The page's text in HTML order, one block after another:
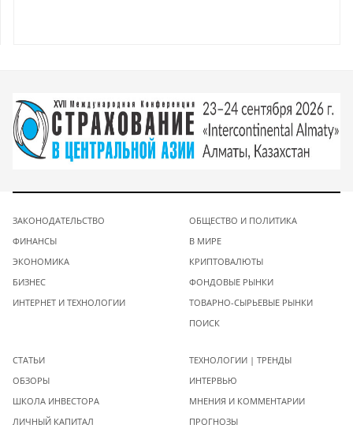
ЗАКОНОДАТЕЛЬСТВО
ФИНАНСЫ
ЭКОНОМИКА
БИЗНЕС
ИНТЕРНЕТ И ТЕХНОЛОГИИ
ОБЩЕСТВО И ПОЛИТИКА
В МИРЕ
КРИПТОВАЛЮТЫ
ФОНДОВЫЕ РЫНКИ
ТОВАРНО-СЫРЬЕВЫЕ РЫНКИ
ПОИСК
СТАТЬИ
ОБЗОРЫ
ШКОЛА ИНВЕСТОРА
ЛИЧНЫЙ КАПИТАЛ
ТЕХНОЛОГИИ | ТРЕНДЫ
ИНТЕРВЬЮ
МНЕНИЯ И КОММЕНТАРИИ
ПРОГНОЗЫ